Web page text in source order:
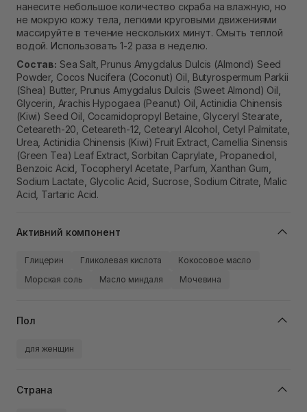
нанесите небольшое количество скраба на влажную, но
не мокрую кожу тела, легкими круговыми движениями
массируйте в течение нескольких минут. Смыть теплой
водой. Использовать 1-2 раза в неделю.
Состав: Sea Salt, Prunus Amygdalus Dulcis (Almond) Seed
Powder, Cocos Nucifera (Coconut) Oil, Butyrospermum Parkii
(Shea) Butter, Prunus Amygdalus Dulcis (Sweet Almond) Oil,
Glycerin, Arachis Hypogaea (Peanut) Oil, Actinidia Chinensis
(Kiwi) Seed Oil, Cocamidopropyl Betaine, Glyceryl Stearate,
Ceteareth-20, Ceteareth-12, Cetearyl Alcohol, Cetyl Palmitate,
Urea, Actinidia Chinensis (Kiwi) Fruit Extract, Camellia Sinensis
(Green Tea) Leaf Extract, Sorbitan Caprylate, Propanediol,
Benzoic Acid, Tocopheryl Acetate, Parfum, Xanthan Gum,
Sodium Lactate, Glycolic Acid, Sucrose, Sodium Citrate, Malic
Acid, Tartaric Acid.
Активний компонент
Глицерин Гликолевая кислота
Кокосовое масло
Морская соль
Масло миндаля Мочевина
Пол
для женщин
Страна